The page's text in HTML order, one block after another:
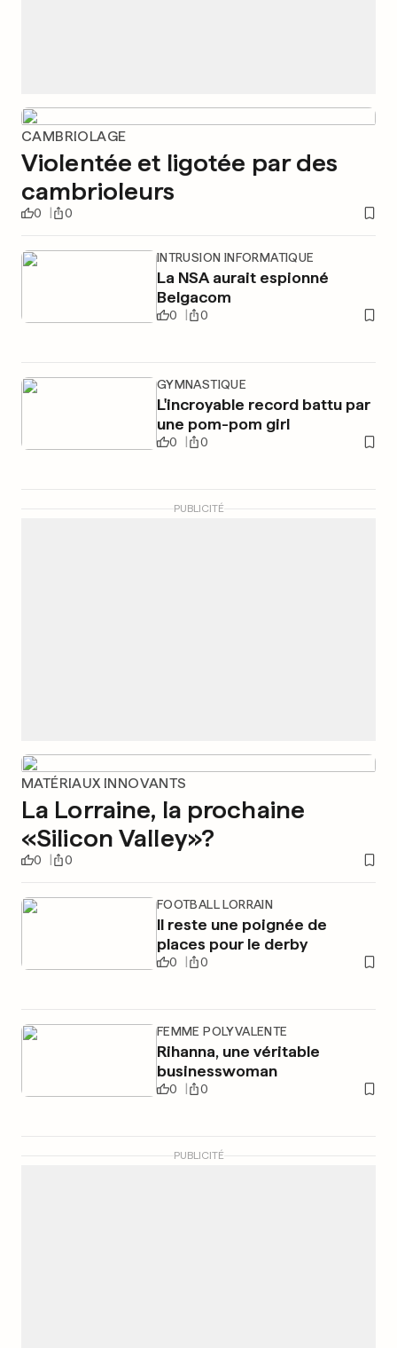
CAMBRIOLAGE
Violentée et ligotée par des
cambrioleurs
0 0
INTRUSION INFORMATIQUE
La NSA aurait espionné
Belgacom
0 0
GYMNASTIQUE
L'incroyable record battu par
une pom-pom girl
0 0
PUBLICITÉ
MATÉRIAUX INNOVANTS
La Lorraine, la prochaine
«Silicon Valley»?
0 0
FOOTBALL LORRAIN
Il reste une poignée de
places pour le derby
0 0
FEMME POLYVALENTE
Rihanna, une véritable
businesswoman
0 0
PUBLICITÉ